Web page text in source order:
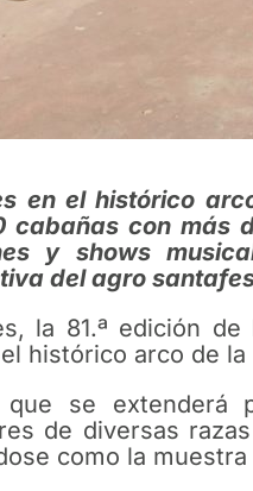
en el histórico
cabañas con más
y shows
del agro
la 81.ª edición
histórico arco de la
que se extenderá
de diversas
como la